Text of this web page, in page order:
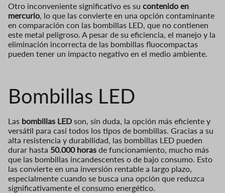
Otro inconveniente significativo es su contenido en
mercurio , lo que las convierte en una opción contaminante
en comparación con las bombillas LED, que no contienen
este metal peligroso. A pesar de su eficiencia, el manejo y la
eliminación incorrecta de las bombillas fluocompactas
pueden tener un impacto negativo en el medio ambiente.
Bombillas LED
Las bombillas LED son, sin duda, la opción más eficiente y
versátil para casi todos los tipos de bombillas. Gracias a su
alta resistencia y durabilidad, las bombillas LED pueden
durar hasta 50.000 horas de funcionamiento, mucho más
que las bombillas incandescentes o de bajo consumo. Esto
las convierte en una inversión rentable a largo plazo,
especialmente cuando se busca una opción que reduzca
significativamente el consumo energético.